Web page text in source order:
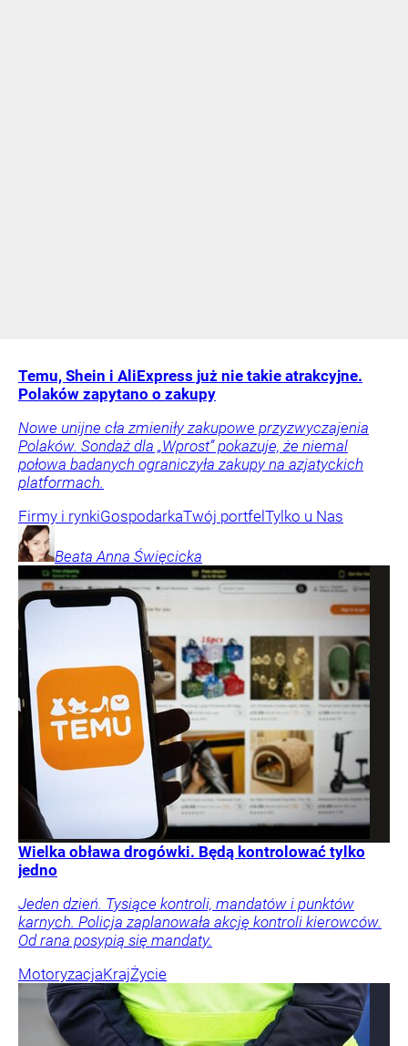
Temu, Shein i AliExpress już nie takie atrakcyjne.
Polaków zapytano o zakupy
Nowe unijne cła zmieniły zakupowe przyzwyczajenia
Polaków. Sondaż dla „Wprost” pokazuje, że niemal
połowa badanych ograniczyła zakupy na azjatyckich
platformach.
Firmy i rynkiGospodarkaTwój portfel Tylko u Nas
Beata Anna Święcicka
Wielka obława drogówki. Będą kontrolować tylko
jedno
Jeden dzień. Tysiące kontroli, mandatów i punktów
karnych. Policja zaplanowała akcję kontroli kierowców.
Od rana posypią się mandaty.
MotoryzacjaKrajŻycie